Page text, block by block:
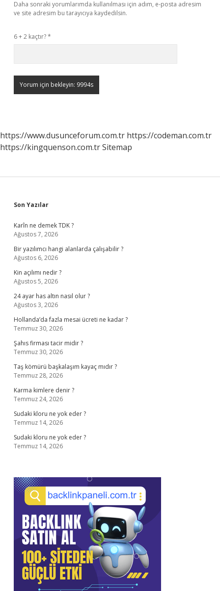
Daha sonraki yorumlarımda kullanılması için adım, e-posta adresim
ve site adresim bu tarayıcıya kaydedilsin.
6 + 2 kaçtır?*
https://www.dusunceforum.com.tr https://codeman.com.tr
https://kingquenson.com.trSitemap
Sidebar
Son Yazılar
Karîn ne demek TDK ?
Ağustos 7, 2026
Bir yazılımcı hangi alanlarda çalışabilir ?
Ağustos 6, 2026
Kin açılımı nedir ?
Ağustos 5, 2026
24 ayar has altın nasıl olur ?
Ağustos 3, 2026
Hollanda’da fazla mesai ücreti ne kadar ?
Temmuz 30, 2026
Şahıs firması tacir midir ?
Temmuz 30, 2026
Taş kömürü başkalaşım kayaç mıdır ?
Temmuz 28, 2026
Karma kimlere denir ?
Temmuz 24, 2026
Sudaki kloru ne yok eder ?
Temmuz 14, 2026
Sudaki kloru ne yok eder ?
Temmuz 14, 2026